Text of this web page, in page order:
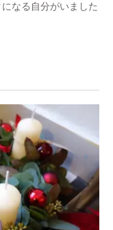
なる自分がいました